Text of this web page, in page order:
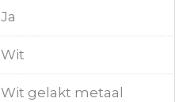
Ja
Wit
Wit gelakt metaal